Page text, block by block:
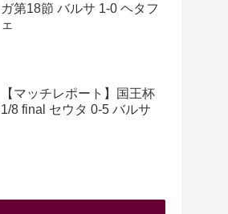
ガ第18節 バルサ 1-0 ヘタフ
ェ
【マッチレポート】国王杯
1/8 final セウタ 0-5 バルサ